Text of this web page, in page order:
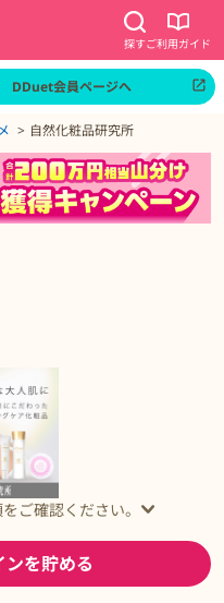
探すご利用ガイド
DDuet会員ページへ
自然化粧品研究所
ご確認ください。
ンを貯める